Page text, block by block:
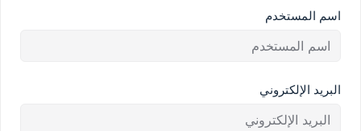
اسم المستخدم
البريد الإلكتروني